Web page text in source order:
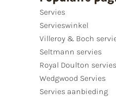
Servies
Servieswinkel
Villeroy & Boch
Seltmann servies
Royal Doulton servies
Wedgwood Servies
Servies aanbieding